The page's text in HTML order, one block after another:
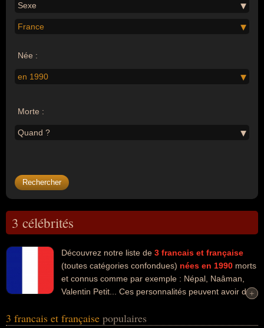
Sexe
France
Née :
en 1990
Morte :
Quand ?
3 célébrités
Découvrez notre liste de 3 francais et française
(toutes catégories confondues) nées en 1990 morts
et connus comme par exemple : Népal, Naâman,
Valentin Petit... Ces personnalités peuvent avoir des
reggae. Ces célébrités peuvent également avoir été artiste,
+
+
3 francais et française populaires